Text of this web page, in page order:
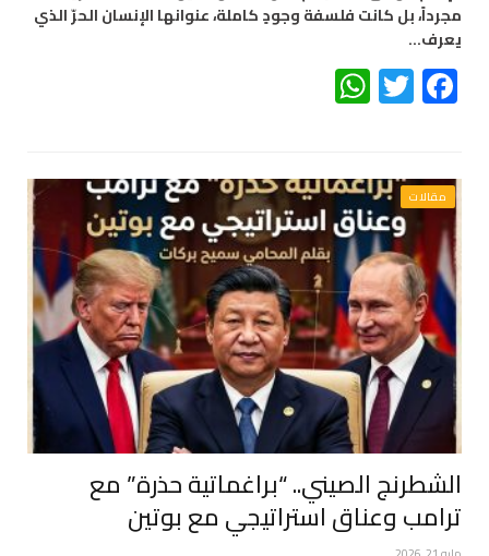
مجرداً، بل كانت فلسفة وجودٍ كاملة، عنوانها الإنسان الحرّ الذي
يعرف…
Facebook
Twitter
مقالات
الشطرنج الصيني.. “براغماتية حذرة” مع
ترامب وعناق استراتيجي مع بوتين